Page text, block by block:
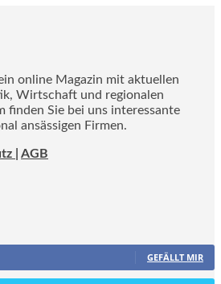
online Magazin mit aktuellen
Wirtschaft und regionalen
finden Sie bei uns interessante
ansässigen Firmen.
| AGB
GEFÄLLT MIR